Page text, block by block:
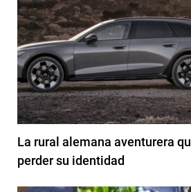
La rural alemana aventurera
perder su identidad